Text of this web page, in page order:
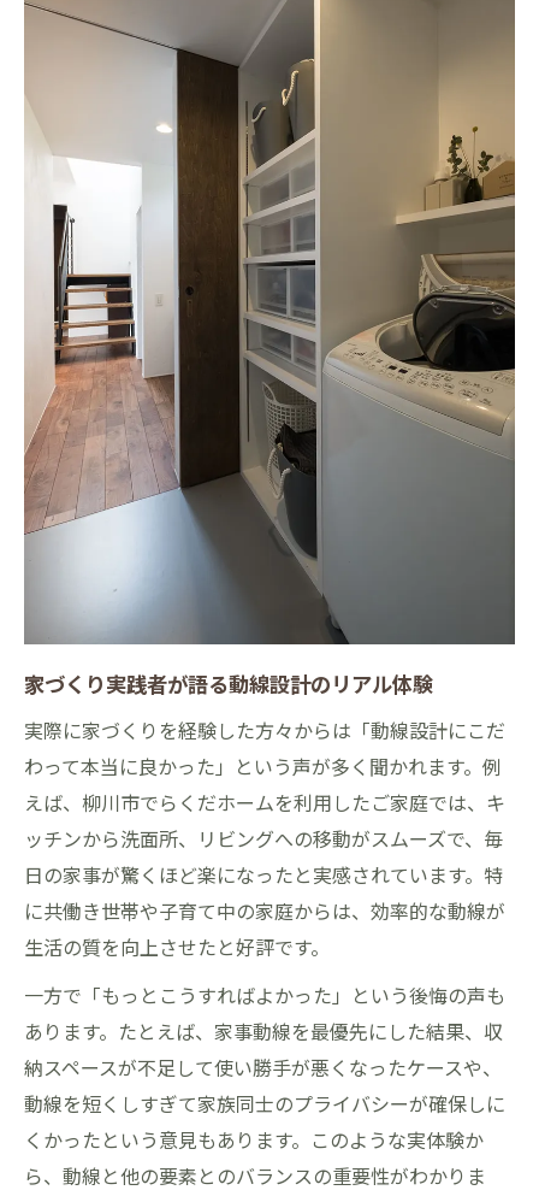
家づくり実践者が語る動線設計のリアル体験
実際に家づくりを経験した方々からは「動線設計にこだ
わって本当に良かった」という声が多く聞かれます。例
えば、柳川市でらくだホームを利用したご家庭では、キ
ッチンから洗面所、リビングへの移動がスムーズで、毎
日の家事が驚くほど楽になったと実感されています。特
に共働き世帯や子育て中の家庭からは、効率的な動線が
生活の質を向上させたと好評です。
一方で「もっとこうすればよかった」という後悔の声も
あります。たとえば、家事動線を最優先にした結果、収
納スペースが不足して使い勝手が悪くなったケースや、
動線を短くしすぎて家族同士のプライバシーが確保しに
くかったという意見もあります。このような実体験か
ら、動線と他の要素とのバランスの重要性がわかりま